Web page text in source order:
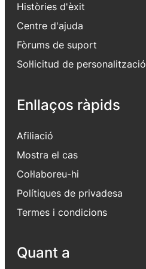
Històries d'èxit
Centre d'ajuda
Fòrums de suport
Sol·licitud de personalització
Enllaços ràpids
Afiliació
Mostra el cas
Col·laboreu-hi
Polítiques de privadesa
Termes i condicions
Quant a